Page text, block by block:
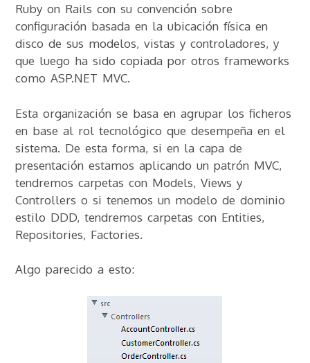
Ruby on Rails con su convención sobre
configuración basada en la ubicación física en
disco de sus modelos, vistas y controladores, y
que luego ha sido copiada por otros frameworks
como ASP.NET MVC.
Esta organización se basa en agrupar los ficheros
en base al rol tecnológico que desempeña en el
sistema. De esta forma, si en la capa de
presentación estamos aplicando un patrón MVC,
tendremos carpetas con Models, Views y
Controllers o si tenemos un modelo de dominio
estilo DDD, tendremos carpetas con Entities,
Repositories, Factories.
Algo parecido a esto: